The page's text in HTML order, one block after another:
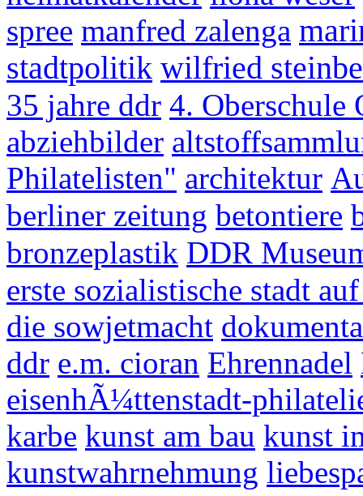
spree manfred zalenga
stadtpolitik wilfried
35 jahre ddr 4. Oberschule
abziehbilder
Philatelisten" architektur
berliner zeitung betontiere
bronzeplastik DDR
erste sozialistische stadt
die sowjetmacht
ddr e.m. cioran Ehrennadel
eisenhÃ¼ttenstadt-
karbe kunst am bau kunst
kunstwahrnehmung